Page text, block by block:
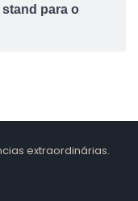
para o
extraordinárias.